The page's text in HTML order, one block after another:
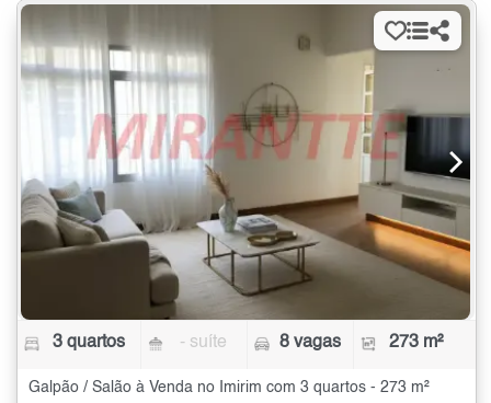
3 quartos - suíte 8 vagas 273 m²
Galpão / Salão à Venda no Imirim com 3 quartos - 273 m²